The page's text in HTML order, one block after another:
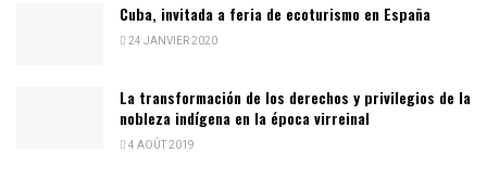
Cuba, invitada a feria de ecoturismo en España
24 JANVIER 2020
La transformación de los derechos y privilegios de la
nobleza indígena en la época virreinal
4 AOÛT 2019